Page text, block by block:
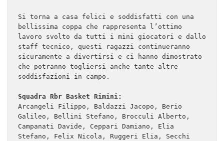
Si torna a casa felici e soddisfatti con una
bellissima coppa che rappresenta l’ottimo
lavoro svolto da tutti i mini giocatori e dallo
staff tecnico, questi ragazzi continueranno
sicuramente a divertirsi e ci hanno dimostrato
che potranno togliersi anche tante altre
soddisfazioni in campo.
Squadra Rbr Basket Rimini:
Arcangeli Filippo, Baldazzi Jacopo, Berio
Galileo, Bellini Stefano, Brocculi Alberto,
Campanati Davide, Ceppari Damiano, Elia
Stefano, Felix Nicola, Ruggeri Elia, Secchi